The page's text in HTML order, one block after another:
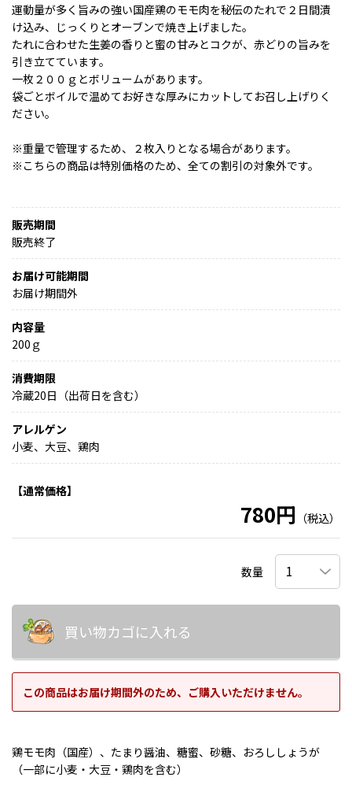
運動量が多く旨みの強い国産鶏のモモ肉を秘伝のたれで２日間漬
け込み、じっくりとオーブンで焼き上げました。
たれに合わせた生姜の香りと蜜の甘みとコクが、赤どりの旨みを
引き立てています。
一枚２００ｇとボリュームがあります。
袋ごとボイルで温めてお好きな厚みにカットしてお召し上げりく
ださい。
※重量で管理するため、２枚入りとなる場合があります。
※こちらの商品は特別価格のため、全ての割引の対象外です。
販売期間
販売終了
お届け可能期間
お届け期間外
内容量
200ｇ
消費期限
冷蔵20日（出荷日を含む）
アレルゲン
小麦、大豆、鶏肉
【通常価格】
780円 （税込）
数量
買い物カゴに入れる
この商品はお届け期間外のため、ご購入いただけません。
鶏モモ肉（国産）、たまり醤油、糖蜜、砂糖、おろししょうが
（一部に小麦・大豆・鶏肉を含む）